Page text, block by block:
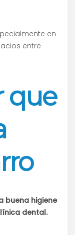
en
entre
que
buena higiene
dental.